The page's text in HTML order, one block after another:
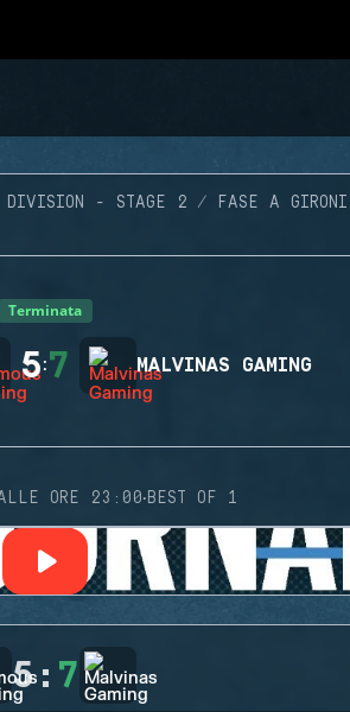
DIVISION - STAGE 2 FASE A GIRONI
Terminata
5:7 MALVINAS GAMING
ORE 23:00·BEST OF 1
5: 7